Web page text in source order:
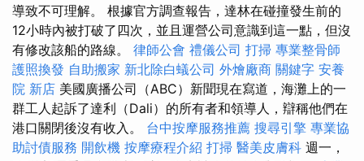
導致不可理解。 根據官方調查報告，達林在碰撞發生前的
12小時內被打破了四次，並且運營公司意識到這一點，但沒
有修改該船的路線。 律師公會 禮儀公司 打掃 專業整骨師
護照換發 自助搬家 新北除白蟻公司 外燴廠商 關鍵字 安養
院 新店 美國廣播公司（ABC）新聞現在寫道，海灘上的一
群工人起訴了達利（Dali）的所有者和領導人，辯稱他們在
港口關閉後沒有收入。 台中按摩服務推薦 搜尋引擎 專業協
助討債服務 開飲機 按摩療程介紹 打掃 醫美皮膚科 週一，